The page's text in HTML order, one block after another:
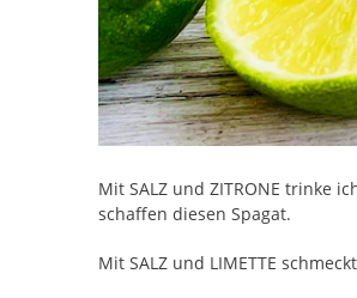
Mit SALZ und ZITRONE trinke
schaffen diesen Spagat.
Mit SALZ und LIMETTE